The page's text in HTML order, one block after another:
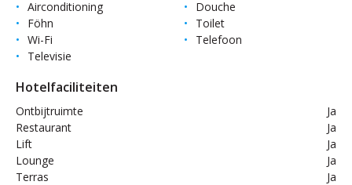
Airconditioning
Douche
Föhn
Toilet
Wi-Fi
Telefoon
Televisie
Hotelfaciliteiten
Ontbijtruimte
Ja
Restaurant
Ja
Lift
Ja
Lounge
Ja
Terras
Ja